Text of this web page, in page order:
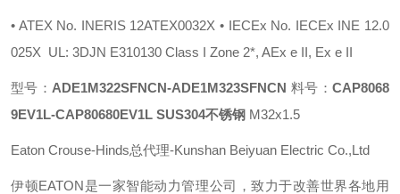
• ATEX No. INERIS 12ATEX0032X • IECEx No. IECEx INE 12.0
025X UL: 3DJN E310130 Class I Zone 2*, AEx e II, Ex e II
型号： ADE1M322SFNCN-ADE1M323SFNCN 料号：CAP8068
9EV1L-CAP80680EV1L SUS304不锈钢 M32x1.5
Eaton Crouse-Hinds总代理-Kunshan Beiyuan Electric Co.,Ltd
伊顿EATON是一家智能动力管理公司，致力于改善世界各地用